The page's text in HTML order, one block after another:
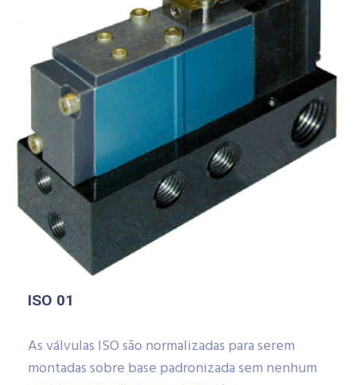
ISO 01
As válvulas ISO são normalizadas para serem
montadas sobre base padronizada sem nenhum